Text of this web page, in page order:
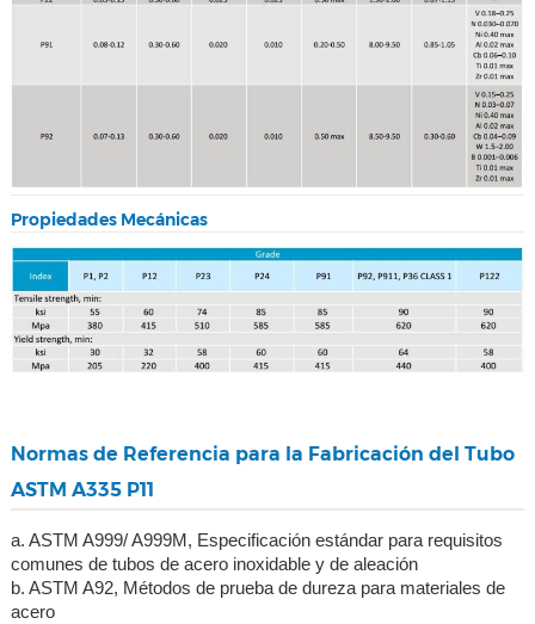
Propiedades Mecánicas
Normas de Referencia para la Fabricación del Tubo
ASTM A335 P11
a. ASTM A999/ A999M, Especificación estándar para requisitos
comunes de tubos de acero inoxidable y de aleación
b. ASTM A92, Métodos de prueba de dureza para materiales de
acero